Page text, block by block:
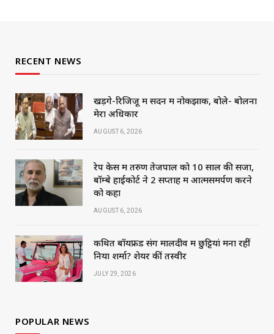
RECENT NEWS
खड़गे-रिजिजू में सदन में नोकझोंक, बोले- बोलना
मेरा अधिकार
AUGUST 6, 2026
रेप केस में तरुण तेजपाल को 10 साल की सजा,
बॉम्बे हाईकोर्ट ने 2 सप्ताह में आत्मसमर्पण करने
को कहा
AUGUST 6, 2026
कथित बॉयफ्रेंड संग मालदीव में छुट्टियां मना रहीं
निया शर्मा? शेयर कीं तस्वीरें
JULY 29, 2026
POPULAR NEWS